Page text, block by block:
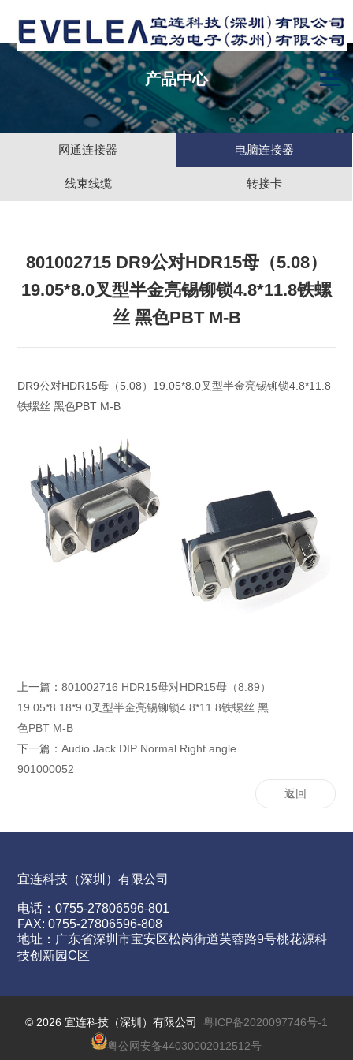
产品中心
网通连接器 电脑连接器
线束线缆 转接卡
801002715 DR9公对HDR15母（5.08）
19.05*8.0叉型半金亮锡铆锁4.8*11.8铁螺
丝 黑色PBT M-B
DR9公对HDR15母（5.08）19.05*8.0叉型半金亮锡铆锁4.8*11.8
铁螺丝 黑色PBT M-B
上一篇：801002716 HDR15母对HDR15母（8.89）
19.05*8.18*9.0叉型半金亮锡铆锁4.8*11.8铁螺丝 黑
色PBT M-B
下一篇：Audio Jack DIP Normal Right angle
901000052
返回
宜连科技（深圳）有限公司
电话：0755-27806596-801
FAX: 0755-27806596-808
地址：广东省深圳市宝安区松岗街道芙蓉路9号桃花源科
技创新园C区
© 2026 宜连科技（深圳）有限公司 粤ICP备2020097746号-1
粤公网安备44030002012512号